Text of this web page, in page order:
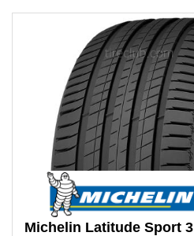
Michelin Latitude Sport 3